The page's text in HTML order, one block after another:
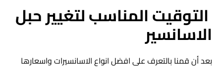
التوقيت المناسب لتغيير حبل
الاسانسير
بعد أن قمنا بالتعرف على افضل انواع الاسانسيرات واسعارها